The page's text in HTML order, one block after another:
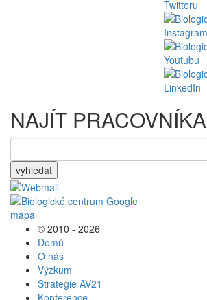
NAJÍT PRACOVNÍKA
vyhledat
© 2010 - 2026
Domů
O nás
Výzkum
Strategie AV21